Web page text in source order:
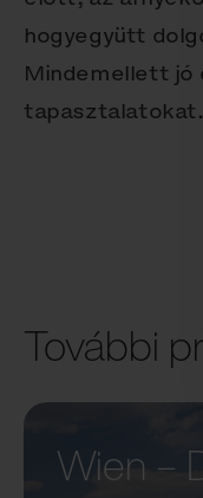
hogyegyütt
Mindemellett jó
tapasztalatokat.
További
Wien –